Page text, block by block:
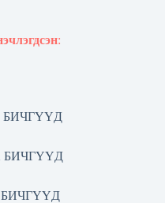
:
БИЧГҮҮД
БИЧГҮҮД